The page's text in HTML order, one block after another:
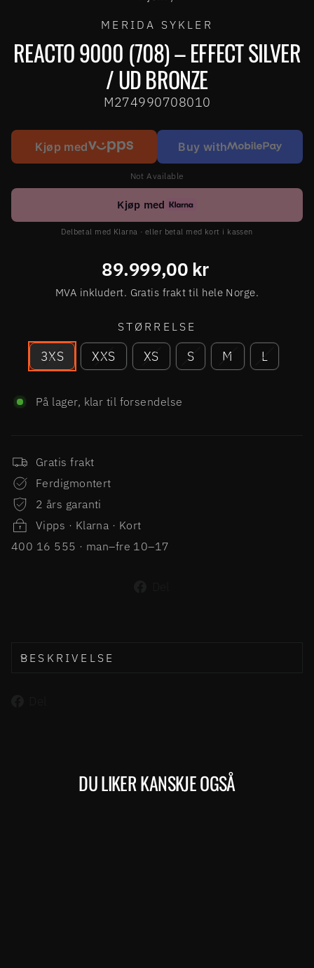
MERIDA SYKLER
REACTO 9000 (708) – EFFECT SILVER
/ UD BRONZE
M274990708010
Kjøp med Buy with
Not Available
Kjøp med
Delbetal med Klarna · eller betal med kort i kassen
Ordinær
89.999,00 kr
MVA inkludert. Gratis frakt til hele Norge.
STØRRELSE
3XS XXS XS S M L
På lager, klar til forsendelse
Gratis frakt
Ferdigmontert
2 års garanti
Vipps · Klarna · Kort
400 16 555 · man–fre 10–17
BESKRIVELSE
DU LIKER KANSKJE OGSÅ